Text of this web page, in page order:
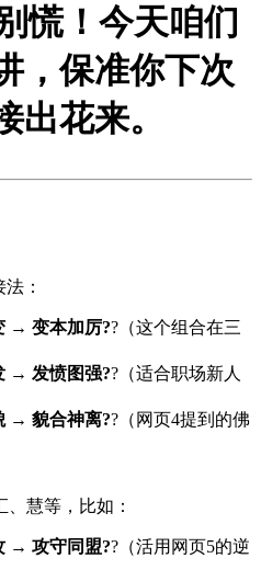
慌！今天咱们
，保准你下次
出花来。
：
→ 变本加厉??（这个组合在三
→ 发愤图强??（适合职场新人
→ 貌合神离??（网页4提到的佛
慧等，比如：
→ 攻守同盟??（活用网页5的逆